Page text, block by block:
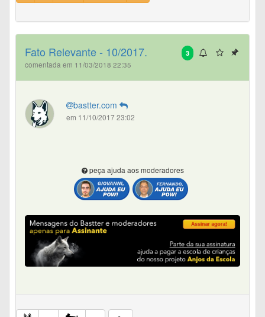
3
Fato Relevante - 10/2017.
comentada em 11/03/2018 22:35
bastter.com
em 11/10/2017 23:02
peça ajuda aos moderadores